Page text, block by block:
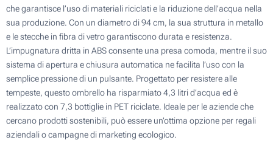
che garantisce l’uso di materiali riciclati e la riduzione dell’acqua nella
sua produzione. Con un diametro di 94 cm, la sua struttura in metallo
e le stecche in fibra di vetro garantiscono durata e resistenza.
L’impugnatura dritta in ABS consente una presa comoda, mentre il suo
sistema di apertura e chiusura automatica ne facilita l’uso con la
semplice pressione di un pulsante. Progettato per resistere alle
tempeste, questo ombrello ha risparmiato 4,3 litri d’acqua ed è
realizzato con 7,3 bottiglie in PET riciclate. Ideale per le aziende che
cercano prodotti sostenibili, può essere un’ottima opzione per regali
aziendali o campagne di marketing ecologico.